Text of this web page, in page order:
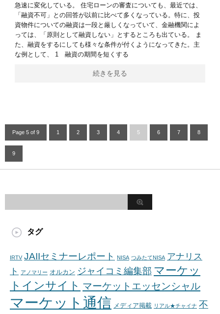
急速に変化している。 住宅ローンの審査についても、最近では、
「融資不可」との回答が以前に比べて多くなっている。特に、投
資物件についての融資は一段と厳しくなっていて、金融機関によ
っては、「原則として融資しない」とするところも出ている。 ま
た、融資をするにしても様々な条件が付くようになってきた。主
な例として、 1 融資の期間を短くする
続きを見る
Page 5 of 9 1 2 3 4 5 6 7 8
9
タグ
IRTV JAIIセミナーレポート NISA つみたてNISA アナリス
ト
アノマリー オルカン ジャイコミ編集部 マーケッ
トインサイト マーケットエッセンシャル
マーケット通信 メディア掲載 リアル★チャイナ 不